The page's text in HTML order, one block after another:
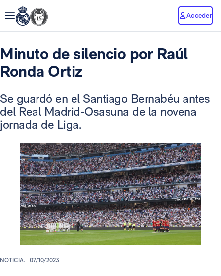
Acceder
Minuto de silencio por Raúl
Ronda Ortiz
Se guardó en el Santiago Bernabéu antes
del Real Madrid-Osasuna de la novena
jornada de Liga.
NOTICIA. 07/10/2023